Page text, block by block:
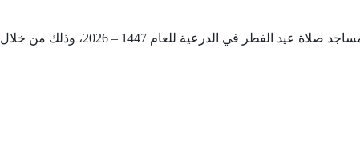
تتيح هذه الخدمة إمكانية التعرف على مصليات ومساجد صلاة عيد الفطر في الدرعية للعام 1447 – 2026، وذلك من خلال